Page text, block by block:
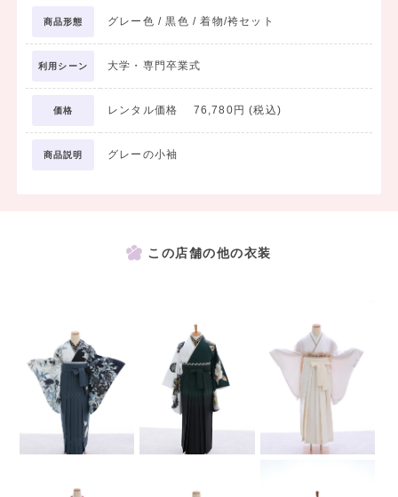
商品形態 グレー色 / 黒色 / 着物/袴セット
利用シーン 大学・専門卒業式
価格 レンタル価格 76,780円 (税込)
商品説明 グレーの小袖
この店舗の他の衣装